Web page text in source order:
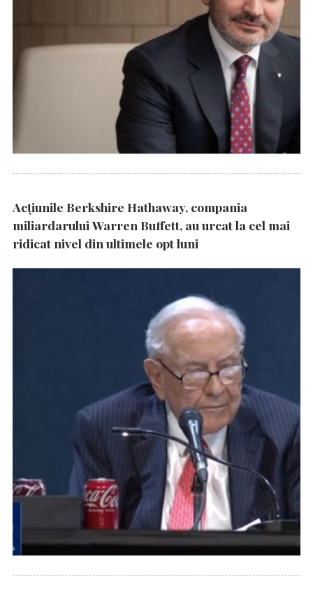
Acțiunile Berkshire Hathaway, compania
miliardarului Warren Buffett, au urcat la cel mai
ridicat nivel din ultimele opt luni